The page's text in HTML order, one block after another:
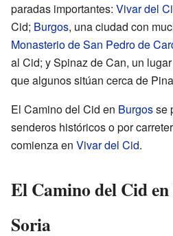
paradas importantes: Vivar del
Cid; Burgos, una ciudad con
Monasterio de San Pedro de
al Cid; y Spinaz de Can, un
que algunos sitúan cerca de
El Camino del Cid en Burgosse
senderos históricos o por
comienza en Vivar del Cid.
El Camino del Cid
Soria